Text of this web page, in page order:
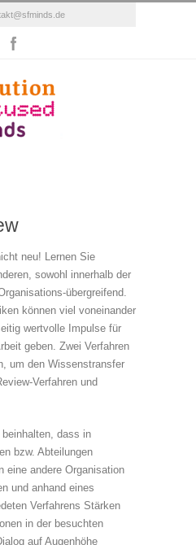
neu! Lernen Sie
sowohl innerhalb der
übergreifend.
können viel voneinander
wertvolle Impulse für
geben. Zwei Verfahren
um den Wissenstransfer
Verfahren und
beinhalten, dass in
bzw. Abteilungen
eine andere Organisation
und anhand eines
Verfahrens Stärken
in der besuchten
auf Augenhöhe